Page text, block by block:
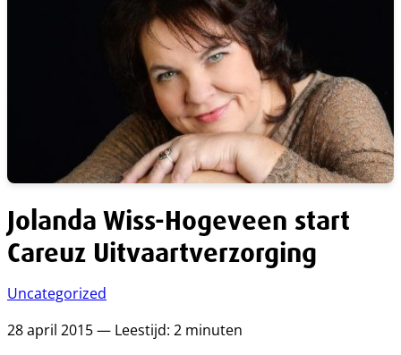
Jolanda Wiss-Hogeveen start
Careuz Uitvaartverzorging
Uncategorized
28 april 2015 — Leestijd: 2 minuten